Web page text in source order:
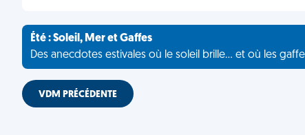
Été : Soleil, Mer et Gaffes
Des anecdotes estivales où le soleil brille... et où les
VDM PRÉCÉDENTE